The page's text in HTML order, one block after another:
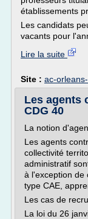
établissements
Les candidats
vacants pour
Lire la suite
Site : ac-
Les agents
CDG 40
La notion
Les agents
collectivité
administratif
à l'exception de
type CAE,
Les cas de
La loi du 26